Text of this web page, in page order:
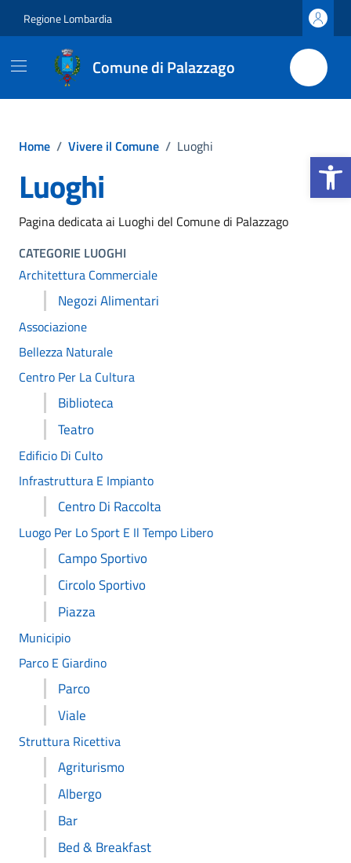
Apri la
Regione Lombardia
Comune di Palazzago
Home / Vivere il Comune / Luoghi
Luoghi
Pagina dedicata ai Luoghi del Comune di Palazzago
CATEGORIE LUOGHI
Architettura Commerciale
Negozi Alimentari
Associazione
Bellezza Naturale
Centro Per La Cultura
Biblioteca
Teatro
Edificio Di Culto
Infrastruttura E Impianto
Centro Di Raccolta
Luogo Per Lo Sport E Il Tempo Libero
Campo Sportivo
Circolo Sportivo
Piazza
Municipio
Parco E Giardino
Parco
Viale
Struttura Ricettiva
Agriturismo
Albergo
Bar
Bed & Breakfast